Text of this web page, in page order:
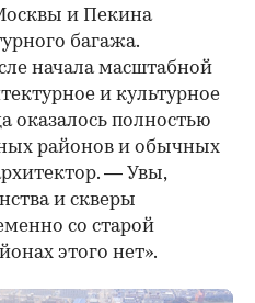
и Пекина
багажа.
начала масштабной
и культурное
оказалось полностью
районов и обычных
— Увы,
и скверы
со старой
этого нет».